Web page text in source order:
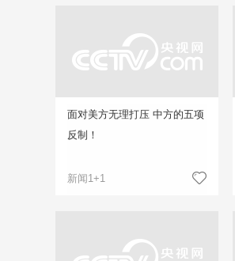
面对美方无理打压 中方的五项
反制！
新闻1+1